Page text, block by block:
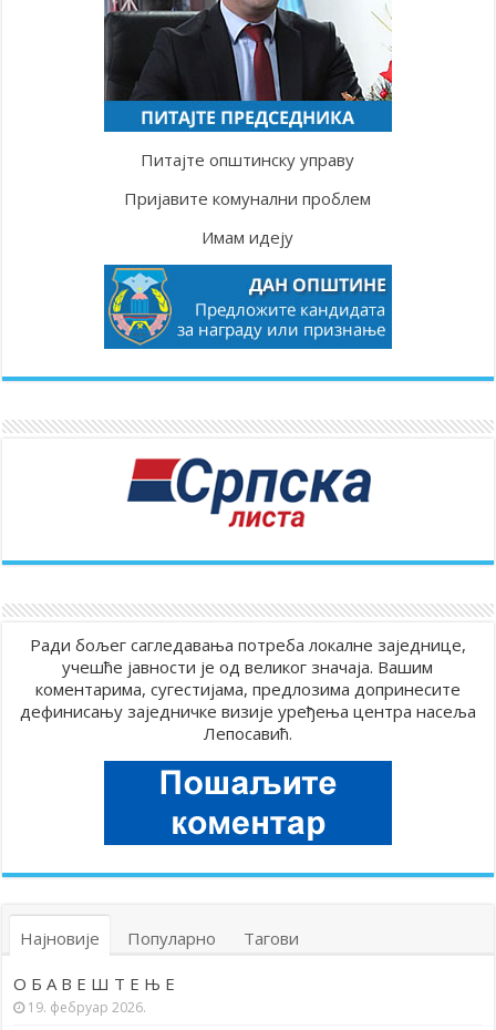
Питајте општинску управу
Пријавите комунални проблем
Имам идеју
Ради бољег сагледавања потреба локалне заједнице,
учешће јавности је од великог значаја. Вашим
коментарима, сугестијама, предлозима допринесите
дефинисању заједничке визије уређења центра насеља
Лепосавић.
Најновије Популарно Тагови
О Б А В Е Ш Т Е Њ Е
19. фебруар 2026.